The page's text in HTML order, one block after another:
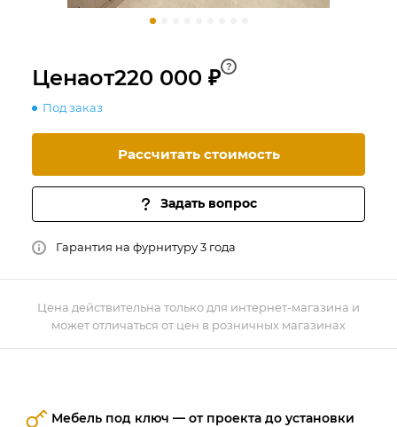
Мебель под ключ — от проекта до установки
Цена действительна только для интернет-магазина и
может отличаться от цен в розничных магазинах
Ценаот220 000 ₽ ?
Под заказ
Рассчитать стоимость
Задать вопрос
Гарантия на фурнитуру 3 года